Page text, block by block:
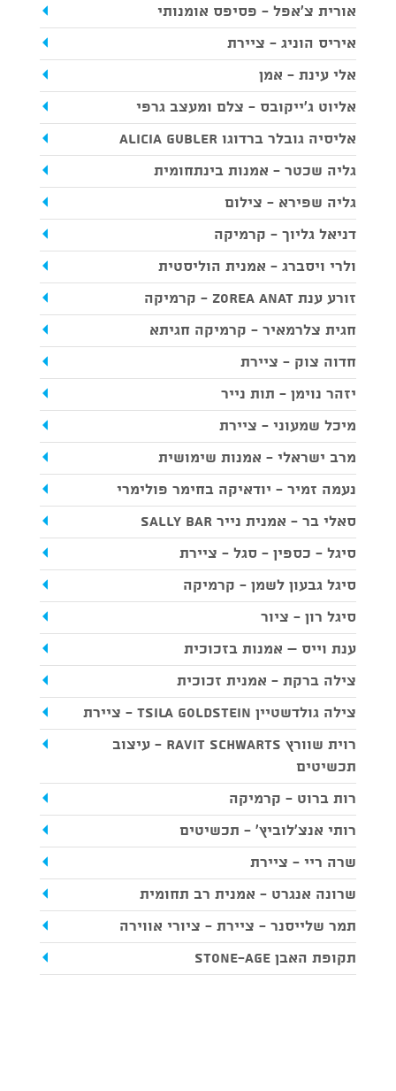
אורית צ'אפל - פסיפס אומנותי
איריס הוניג - ציירת
אלי עינת - אמן
אליוט ג'ייקובס - צלם ומעצב גרפי
אליסיה גובלר ברדוגו Alicia Gubler
גליה שכטר - אמנות בינתחומית
גליה שפירא - צילום
דניאל גליוך - קרמיקה
ולרי ויסברג - אמנית הוליסטית
זורע ענת Zorea Anat - קרמיקה
חגית צלרמאיר - קרמיקה חגיתא
חדוה צוק - ציירת
יזהר נוימן - תות נייר
מיכל שמעוני - ציירת
מרב ישראלי - אמנות שימושית
נעמה זמיר - יודאיקה בחימר פולימרי
סאלי בר - אמנית נייר SALLY BAR
סיגל - כספין - סגל - ציירת
סיגל גבעון לשמן - קרמיקה
סיגל רון - ציור
ענת וייס – אמנות בזכוכית
צילה ברקת - אמנית זכוכית
צילה גולדשטיין Tsila Goldstein - ציירת
רוית שוורץ Ravit schwarts - עיצוב
תכשיטים
רות ברוט - קרמיקה
רותי אנצ'לוביץ' - תכשיטים
שרה ריי - ציירת
שרונה אנגרט - אמנית רב תחומית
תמר שלייסנר - ציירת - ציורי אווירה
תקופת האבן STONE-AGE